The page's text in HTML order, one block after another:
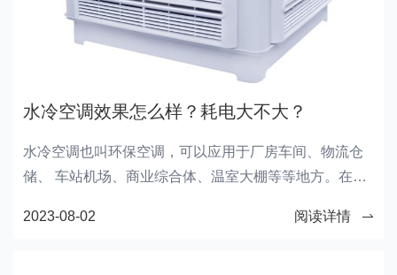
水冷空调效果怎么样？耗电大不大？
水冷空调也叫环保空调，可以应用于厂房车间、物流仓
储、 车站机场、商业综合体、温室大棚等等地方。在这
耗电大不大?
2023-08-02 阅读详情